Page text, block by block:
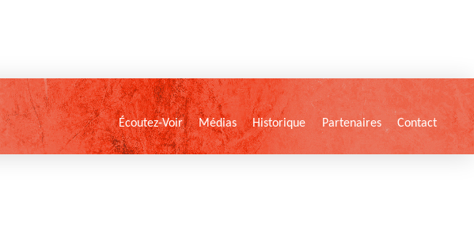
Écoutez-Voir Médias Historique Partenaires Contact